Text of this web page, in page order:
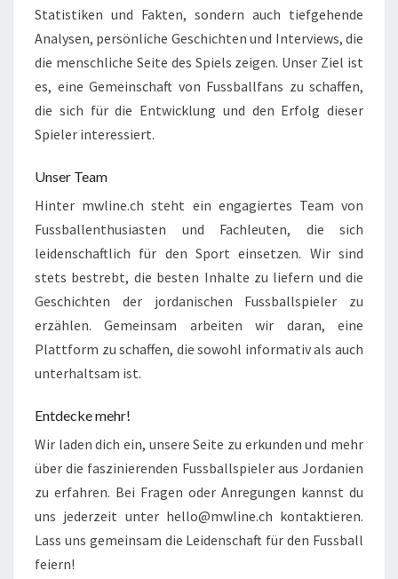
Statistiken und Fakten, sondern auch tiefgehende
Analysen, persönliche Geschichten und Interviews, die
die menschliche Seite des Spiels zeigen. Unser Ziel ist
es, eine Gemeinschaft von Fussballfans zu schaffen,
die sich für die Entwicklung und den Erfolg dieser
Spieler interessiert.
Unser Team
Hinter mwline.ch steht ein engagiertes Team von
Fussballenthusiasten und Fachleuten, die sich
leidenschaftlich für den Sport einsetzen. Wir sind
stets bestrebt, die besten Inhalte zu liefern und die
Geschichten der jordanischen Fussballspieler zu
erzählen. Gemeinsam arbeiten wir daran, eine
Plattform zu schaffen, die sowohl informativ als auch
unterhaltsam ist.
Entdecke mehr!
Wir laden dich ein, unsere Seite zu erkunden und mehr
über die faszinierenden Fussballspieler aus Jordanien
zu erfahren. Bei Fragen oder Anregungen kannst du
uns jederzeit unter hello@mwline.ch kontaktieren.
Lass uns gemeinsam die Leidenschaft für den Fussball
feiern!